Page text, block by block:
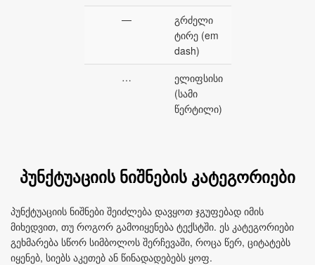
—
გრძელი
ტირე (em
dash)
…
ელიფსისი
(სამი
წერტილი)
პუნქტუაციის ნიშნების კატეგორიები
პუნქტუაციის ნიშნები შეიძლება დავყოთ ჯგუფებად იმის
მიხედვით, თუ როგორ გამოიყენება ტექსტში. ეს კატეგორიები
გეხმარება სწორ სიმბოლოს შერჩევაში, როცა წერ, ციტატებს
იყენებ, სიებს აკეთებ ან წინადადებებს ყოფ.